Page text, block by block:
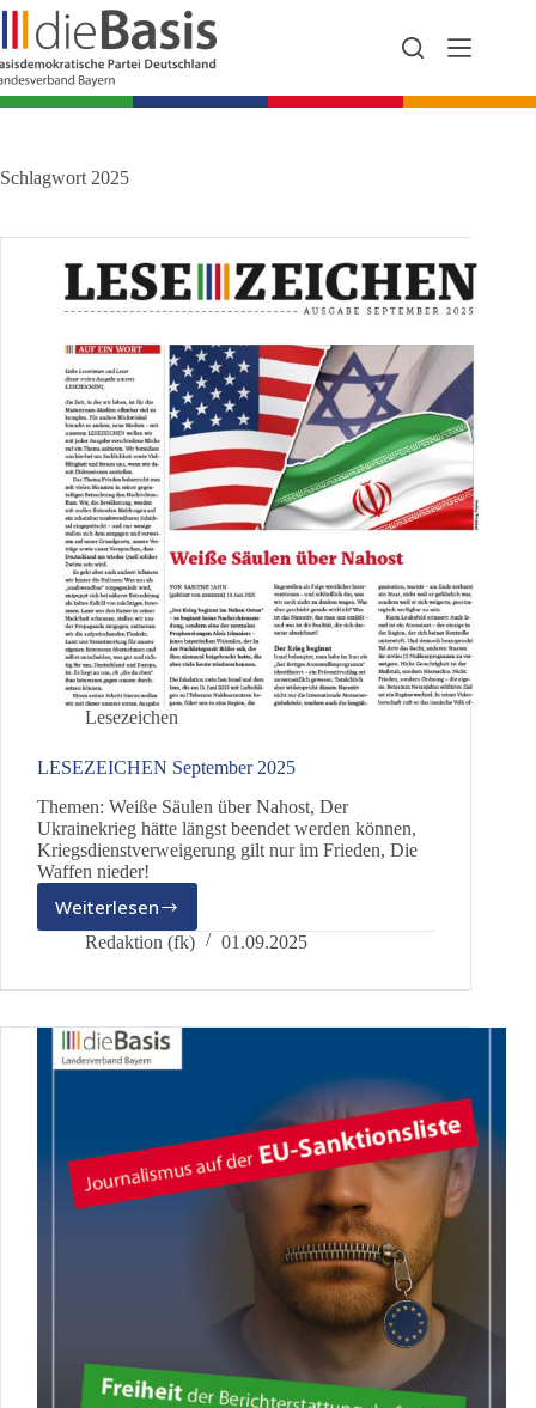
Zum
Inhalt
springen
Schlagwort 2025
Lesezeichen
LESEZEICHEN September 2025
Themen: Weiße Säulen über Nahost, Der
Ukrainekrieg hätte längst beendet werden können,
Kriegsdienstverweigerung gilt nur im Frieden, Die
Waffen nieder!
WeiterlesenLESEZEICHEN
September
Redaktion (fk) 01.09.2025